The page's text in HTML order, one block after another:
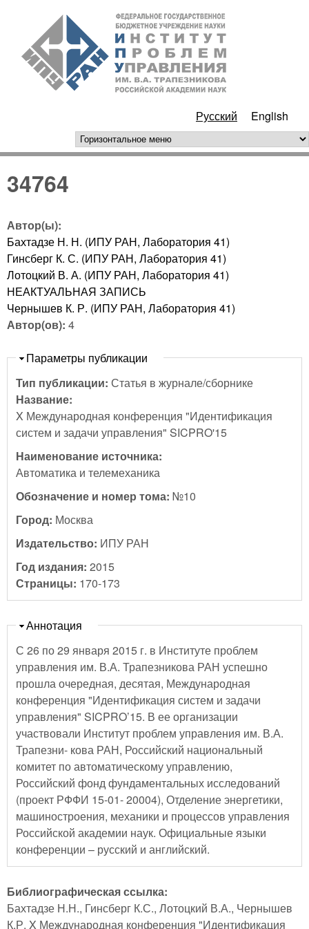
Перейти к основному
содержанию
РАН
Русский English
горизонтальное меню
34764
Автор(ы):
Бахтадзе Н. Н. (ИПУ РАН, Лаборатория 41)
Гинсберг К. С. (ИПУ РАН, Лаборатория 41)
Лотоцкий В. А. (ИПУ РАН, Лаборатория 41)
НЕАКТУАЛЬНАЯ ЗАПИСЬ
Чернышев К. Р. (ИПУ РАН, Лаборатория 41)
Автор(ов): 4
Скрыть
Параметры публикации
Тип публикации: Статья в журнале/сборнике
Название:
X Международная конференция "Идентификация
систем и задачи управления" SICPRO'15
Наименование источника:
Автоматика и телемеханика
Обозначение и номер тома: №10
Город: Москва
Издательство: ИПУ РАН
Год издания: 2015
Страницы: 170-173
Скрыть
Аннотация
С 26 по 29 января 2015 г. в Институте проблем
управления им. В.А. Трапезникова РАН успешно
прошла очередная, десятая, Международная
конференция "Идентификация систем и задачи
управления" SICPRO’15. В ее организации
участвовали Институт проблем управления им. В.А.
Трапезни- кова РАН, Российский национальный
комитет по автоматическому управлению,
Российский фонд фундаментальных исследований
(проект РФФИ 15-01- 20004), Отделение энергетики,
машиностроения, механики и процессов управления
Российской академии наук. Официальные языки
конференции – русский и английский.
Библиографическая ссылка:
Бахтадзе Н.Н., Гинсберг К.С., Лотоцкий В.А., Чернышев
К.Р. X Международная конференция "Идентификация